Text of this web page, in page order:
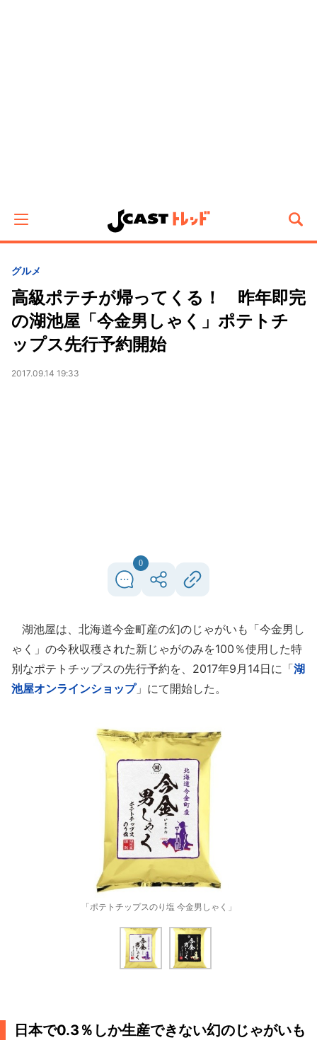
グルメ
高級ポテチが帰ってくる！ 昨年即完
の湖池屋「今金男しゃく」ポテトチ
ップス先行予約開始
2017.09.14 19:33
0
湖池屋は、北海道今金町産の幻のじゃがいも「今金男し
ゃく」の今秋収穫された新じゃがのみを100％使用した特
別なポテトチップスの先行予約を、2017年9月14日に「湖
池屋オンラインショップ」にて開始した。
「ポテトチップスのり塩 今金男しゃく」
日本で0.3％しか生産できない幻のじゃがいも